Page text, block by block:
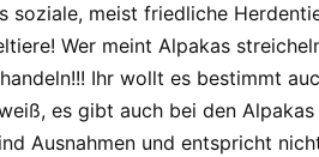
soziale, meist friedliche
Wer meint Alpakas
Ihr wollt es bestimmt
es gibt auch bei den
Ausnahmen und entspricht